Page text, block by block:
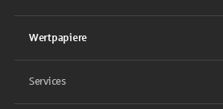
Wertpapiere
Services